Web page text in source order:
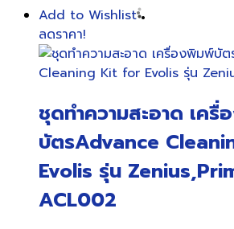
Add to Wishlist
ลดราคา!
ชุดทำความสะอาด เค
บัตรAdvance
Evolis รุ่น
ACL002